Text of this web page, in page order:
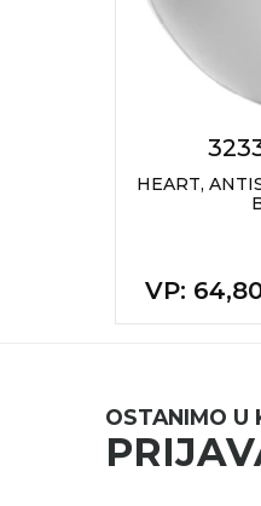
KUĆNI SETOVI
PRIVESCI & ALATI
TORBE & PUTOVANJE
HEART,
VP:
OSTANIMO U